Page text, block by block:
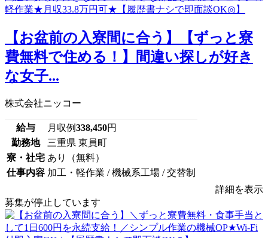
【お盆前の入寮間に合う】【ずっと寮
費無料で住める！】間違い探しが好き
な女子...
株式会社ニッコー
給与 月収例338,450円
勤務地
三重県 東員町
寮・社宅 あり（無料）
仕事内容 加工・軽作業 / 機械系工場 / 交替制
詳細を表示
募集が停止しています